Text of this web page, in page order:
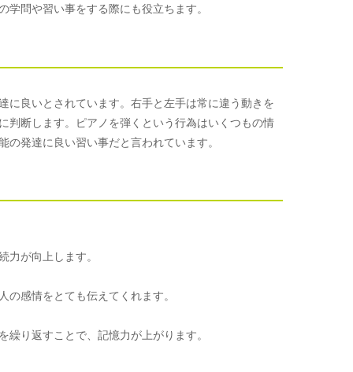
問や習い事をする際にも役立ちます。
に良いとされています。右手と左手は常に違う動きを
判断します。ピアノを弾くという行為はいくつもの情
発達に良い習い事だと言われています。
が向上します。
感情をとても伝えてくれます。
り返すことで、記憶力が上がります。